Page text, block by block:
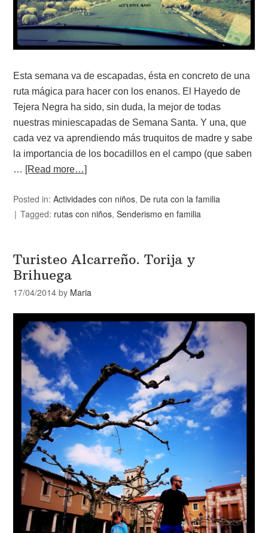
Esta semana va de escapadas, ésta en concreto de una
ruta mágica para hacer con los enanos. El Hayedo de
Tejera Negra ha sido, sin duda, la mejor de todas
nuestras miniescapadas de Semana Santa. Y una, que
cada vez va aprendiendo más truquitos de madre y sabe
la importancia de los bocadillos en el campo (que saben
… [Read more…]
Posted in:Actividades con niños, De ruta con la familia
Tagged: rutas con niños,Senderismo en familia
Turisteo Alcarreño. Torija y
Brihuega
17/04/2014 by Maria